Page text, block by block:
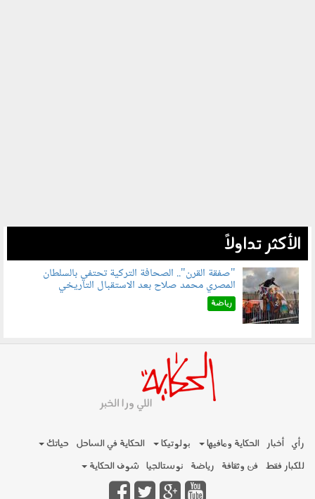
الأكثر تداولاً
070801.jpg
"صفقة القرن".. الصحافة التركية تحتفي بالسلطان
المصري محمد صلاح بعد الاستقبال التاريخي
رياضة
رأي أخبار الحكاية ومافيها بولوتيكا الحكاية في الساحل
حياتك
للكبار فقط فن وثقافة رياضة نوستالجيا شوف الحكاية